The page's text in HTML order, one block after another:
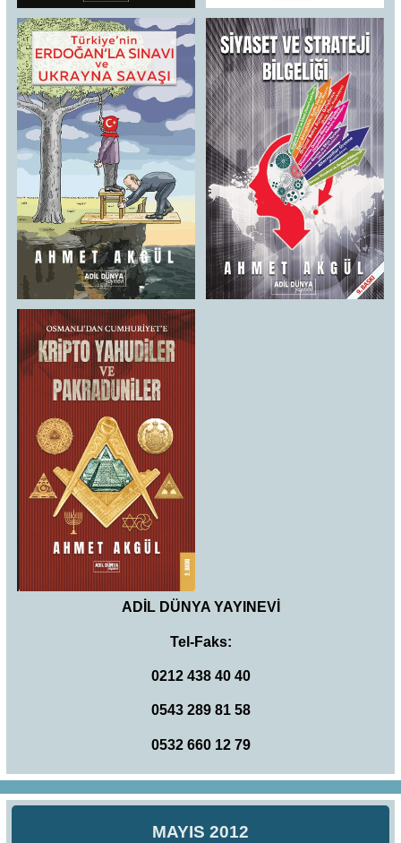
ADİL DÜNYA YAYINEVİ
Tel-Faks:
0212 438 40 40
0543 289 81 58
0532 660 12 79
MAYIS 2012